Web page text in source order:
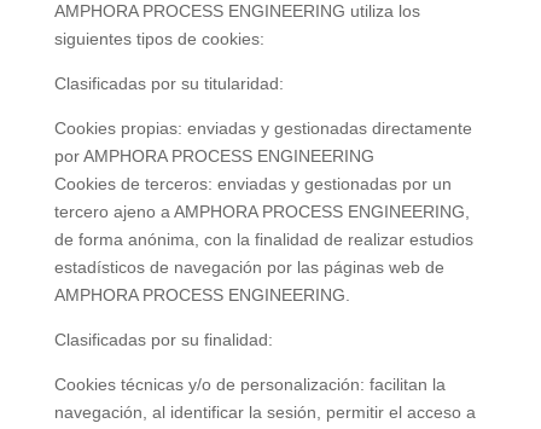
AMPHORA PROCESS ENGINEERING utiliza los
siguientes tipos de cookies:
Clasificadas por su titularidad:
Cookies propias: enviadas y gestionadas directamente
por AMPHORA PROCESS ENGINEERING
Cookies de terceros: enviadas y gestionadas por un
tercero ajeno a AMPHORA PROCESS ENGINEERING,
de forma anónima, con la finalidad de realizar estudios
estadísticos de navegación por las páginas web de
AMPHORA PROCESS ENGINEERING.
Clasificadas por su finalidad:
Cookies técnicas y/o de personalización: facilitan la
navegación, al identificar la sesión, permitir el acceso a